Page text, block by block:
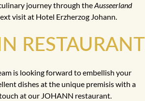
journey through theAusseerland
visit at Hotel Erzherzog Johann.
RESTAURANT
is looking forward to embellish your
dishes at the unique premisis with a
at our JOHANN restaurant.